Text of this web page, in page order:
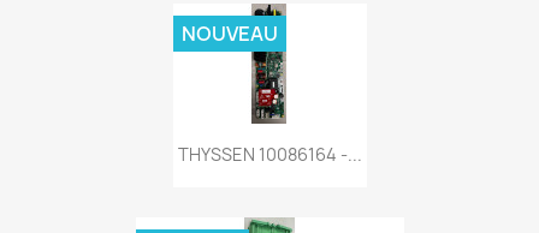
THYSSEN 10086164 -...
NOUVEAU